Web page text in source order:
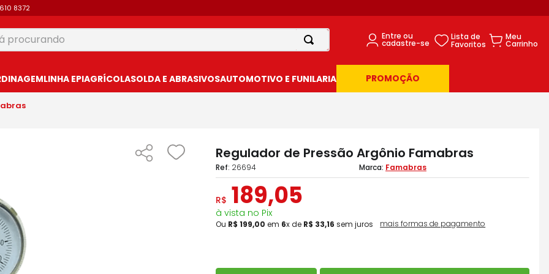
8372
LINHA EPIAGRÍCOLASOLDA E ABRASIVOSAUTOMOTIVO E FUNILARIA PROMOÇÃO
Regulador de Pressão Argônio Famabras
: 26694 Famabras
R$ 189,05
à vista no Pix
Ou R$ 199,00 em 6x de R$ 33,16 sem juros mais formas de pagamento